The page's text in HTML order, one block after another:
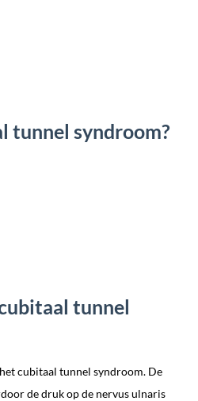
tunnel syndroom?
tunnel
cubitaal tunnel syndroom. De
de druk op de nervus ulnaris